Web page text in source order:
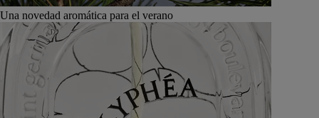
Una novedad aromática para el verano